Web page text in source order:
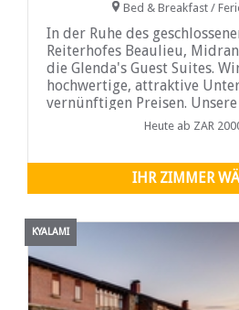
Bed & Breakfast /
In der Ruhe des
Reiterhofes Beaulieu,
die Glenda's Guest Suites.
hochwertige, attraktive
vernünftigen Preisen.
makellosen undHeute ab ZAR
IHR ZIMMER
KYALAMI